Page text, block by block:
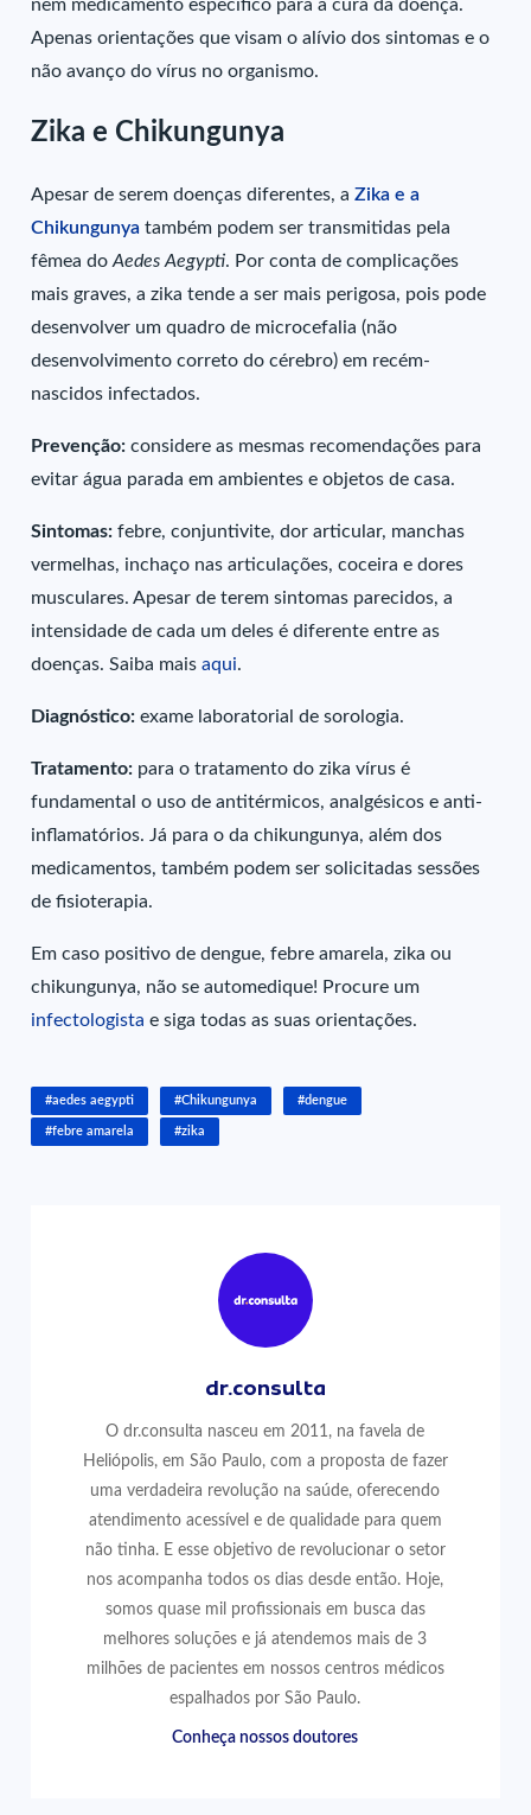
nem medicamento específico para a cura da doença.
Apenas orientações que visam o alívio dos sintomas e o
não avanço do vírus no organismo.
Zika e Chikungunya
Apesar de serem doenças diferentes, aZika e a
Chikungunya também podem ser transmitidas pela
fêmea doAedes Aegypti. Por conta de complicações
mais graves, a zika tende a ser mais perigosa, pois pode
desenvolver um quadro de microcefalia (não
desenvolvimento correto do cérebro) em recém-
nascidos infectados.
Prevenção: considere as mesmas recomendações para
evitar água parada em ambientes e objetos de casa.
Sintomas: febre, conjuntivite, dor articular, manchas
vermelhas, inchaço nas articulações, coceira e dores
musculares. Apesar de terem sintomas parecidos, a
intensidade de cada um deles é diferente entre as
doenças. Saiba maisaqui.
Diagnóstico:exame laboratorial de sorologia.
Tratamento: para o tratamento do zika vírus é
fundamental o uso de antitérmicos, analgésicos e anti-
inflamatórios. Já para o da chikungunya, além dos
medicamentos, também podem ser solicitadas sessões
de fisioterapia.
Em caso positivo de dengue, febre amarela, zika ou
chikungunya, não se automedique! Procure um
infectologista e siga todas as suas orientações.
#aedes aegypti #Chikungunya #dengue
#febre amarela #zika
dr.consulta
O dr.consulta nasceu em 2011, na favela de
Heliópolis, em São Paulo, com a proposta de fazer
uma verdadeira revolução na saúde, oferecendo
atendimento acessível e de qualidade para quem
não tinha. E esse objetivo de revolucionar o setor
nos acompanha todos os dias desde então. Hoje,
somos quase mil profissionais em busca das
melhores soluções e já atendemos mais de 3
milhões de pacientes em nossos centros médicos
espalhados por São Paulo.
Conheça nossos doutores